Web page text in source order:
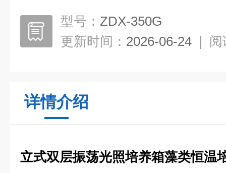
型号： ZDX-350G
更新时间： 2026-06-24 | 阅
详情介绍
立式双层振荡光照培养箱藻类恒温